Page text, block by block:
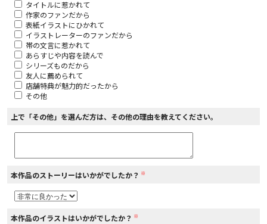
コミックパルフェ
閉じる
タイトルに惹かれて
作家のファンだから
表紙イラストにひかれて
イラストレーターのファンだから
帯の文言に惹かれて
あらすじや内容を読んで
シリーズものだから
友人に薦められて
店舗特典が魅力的だったから
その他
上で「その他」を選んだ方は、その他の理由を教えてください。
本作品のストーリーはいかがでしたか？ ※
本作品のイラストはいかがでしたか？ ※